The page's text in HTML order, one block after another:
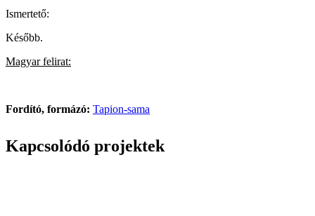
Ismertető:
Később.
Magyar felirat:
Fordító, formázó: Tapion-sama
Kapcsolódó projektek